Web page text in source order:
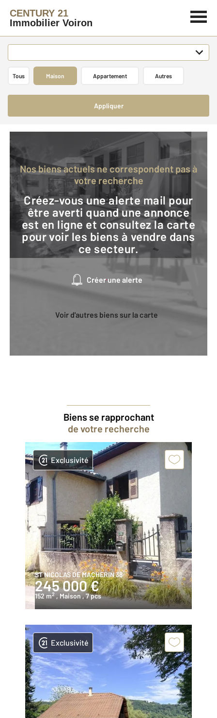
CENTURY 21
Immobilier Voiron
Tous Maison Appartement Autres
Appliquer
Nos biens actuels ne correspondent pas à
votre recherche
Créez-vous une alerte mail pour
être averti quand une annonce
est en ligne et consultez la carte
pour voir les biens à vendre dans
ce secteur.
Créer une alerte
Voir d'autres biens sur la carte
Biens se rapprochant
de votre recherche
Exclusivité
ST NICOLAS DE MACHERIN 38
245 000 €
152 m2 , Maison, 7 pcs
Exclusivité